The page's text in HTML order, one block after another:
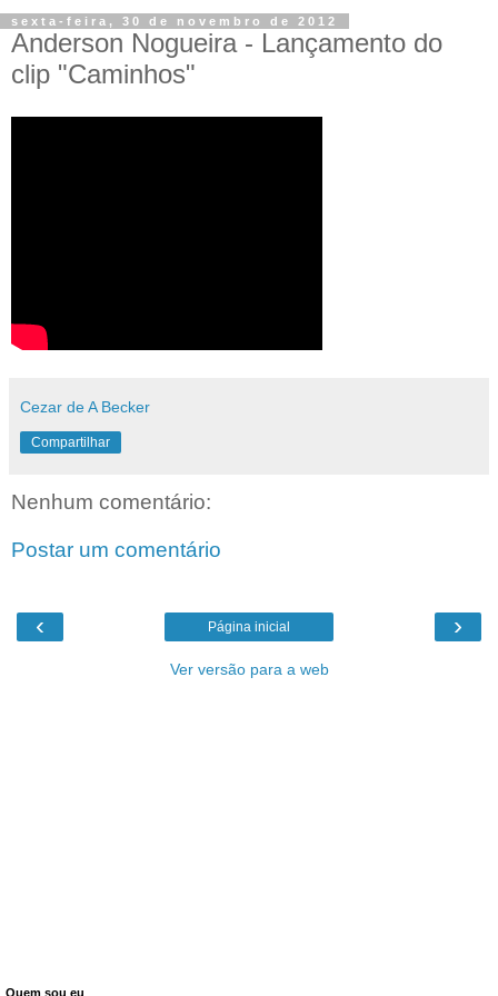
sexta-feira, 30 de novembro de 2012
Anderson Nogueira - Lançamento do
clip "Caminhos"
Cezar de A Becker
Compartilhar
Nenhum comentário:
Postar um comentário
‹ ›
Página inicial
Ver versão para a web
Quem sou eu